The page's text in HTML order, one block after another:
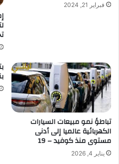
فبراير 21, 2024
تباطؤ نمو مبيعات السيارات
الكهربائية عالميا إلى أدنى
مستوى منذ كوفيد – 19
يناير 4, 2026